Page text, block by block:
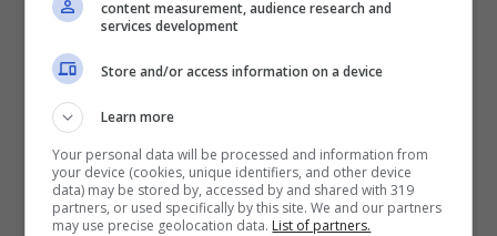
chiave del campionato che sta per
cominciare, anche in vista di un ultimo
Gran Premio che, assegnando punti doppi,
risulterà senz’altro decisivo.
aspetto la Ferrari e Alonso sono maestri
ed è da qui che bisognerà iniziare.
content measurement, audience research and
services development
Store and/or access information on a device
Learn more
Your personal data will be processed and information from
your device (cookies, unique identifiers, and other device
data) may be stored by, accessed by and shared with 319
partners, or used specifically by this site. We and our partners
may use precise geolocation data. List of partners.